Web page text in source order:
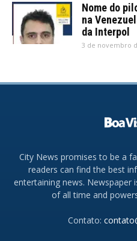
Nome do
na
da Interpol
3 de novembro
City News promises to be a
readers can find the best
entertaining news. Newspaper
of all time and
Contato: